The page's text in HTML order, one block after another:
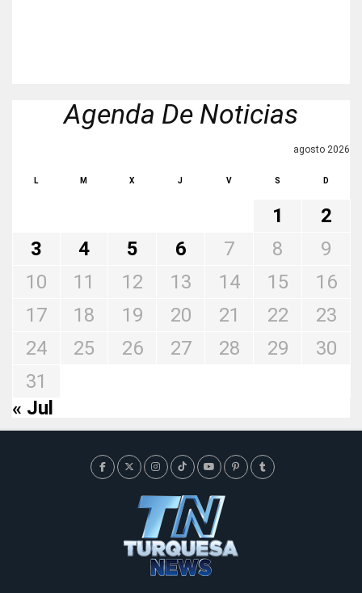
Agenda De Noticias
agosto 2026
L M X J V S D
1
2
3
4 5 6 7 8
9
10
11 12 13 14 15
16
17
18 19 20 21 22
23
24
25 26 27 28 29
30
31
« Jul